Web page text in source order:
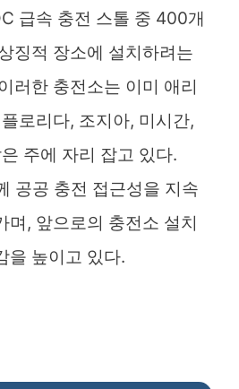
급속 충전 스톨 중 400개
징적 장소에 설치하려는
러한 충전소는 이미 애리
로리다, 조지아, 미시간,
주에 자리 잡고 있다.
공공 충전 접근성을 지속
며, 앞으로의 충전소 설치
을 높이고 있다.